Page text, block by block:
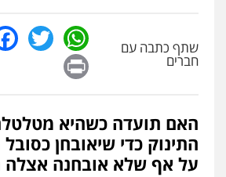
צווארון לבן פשיעה
הלבנת הון
0505471497
פלילי פשיעה כלכלית
0506217771
שתף כתבה עם
חברים
האם תועדה כשהיא
התינוק כדי שיאובחן
על אף שלא אובחנה אצלה